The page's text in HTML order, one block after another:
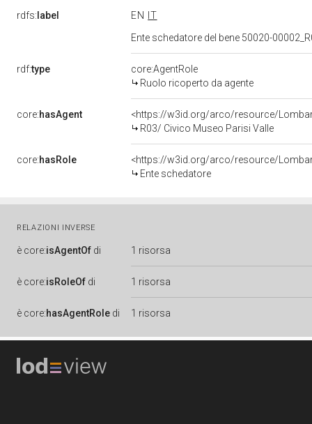
rdfs: label EN
IT
Ente schedatore del bene 50020-
rdf:type
core:AgentRole
Ruolo ricoperto da agente
core:hasAgent
<https://w3id.org/arco/resource/
R03/ Civico Museo Parisi Valle
core:hasRole
<https://w3id.org/arco/resource/
Ente schedatore
RELAZIONI INVERSE
è core:isAgentOf di 1 risorsa
è core:isRoleOf di 1 risorsa
è core:hasAgentRole di 1 risorsa